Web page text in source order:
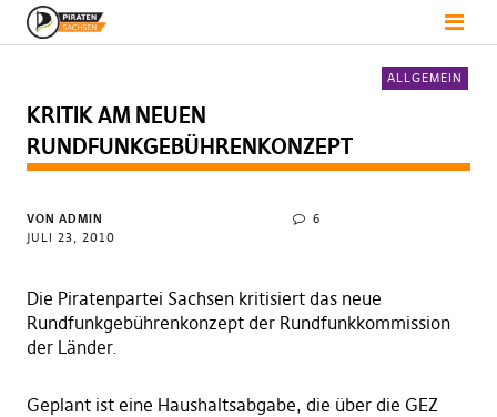
ALLGEMEIN
KRITIK AM NEUEN
RUNDFUNKGEBÜHRENKONZEPT
VON ADMIN
JULI 23, 2010
6
Die Piratenpartei Sachsen kritisiert das neue
Rundfunkgebührenkonzept der Rundfunkkommission
der Länder.
Geplant ist eine Haushaltsabgabe, die über die GEZ